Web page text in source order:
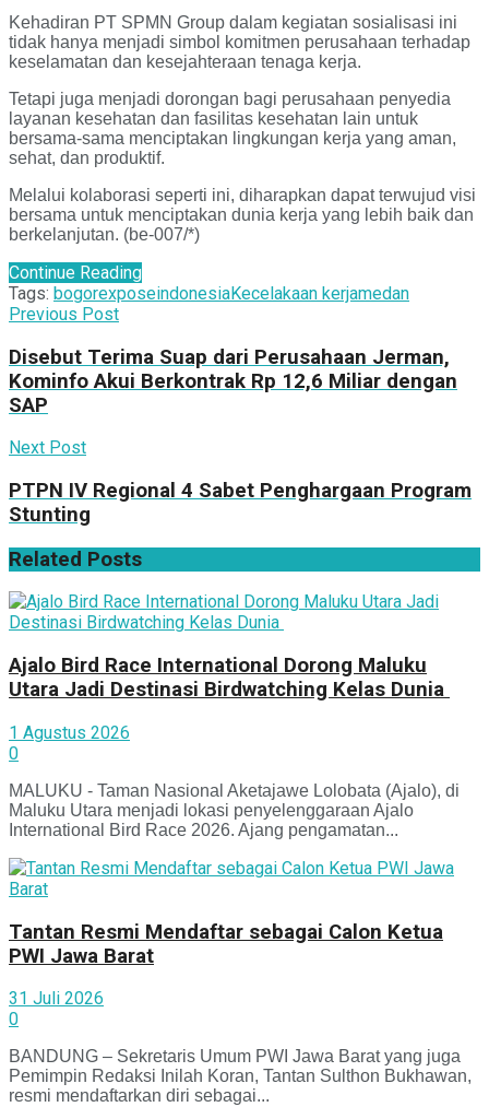
Kehadiran PT SPMN Group dalam kegiatan sosialisasi ini
tidak hanya menjadi simbol komitmen perusahaan terhadap
keselamatan dan kesejahteraan tenaga kerja.
Tetapi juga menjadi dorongan bagi perusahaan penyedia
layanan kesehatan dan fasilitas kesehatan lain untuk
bersama-sama menciptakan lingkungan kerja yang aman,
sehat, dan produktif.
Melalui kolaborasi seperti ini, diharapkan dapat terwujud visi
bersama untuk menciptakan dunia kerja yang lebih baik dan
berkelanjutan. (be-007/*)
Continue Reading
Tags: bogorexposeindonesiaKecelakaan kerjamedan
Previous Post
Disebut Terima Suap dari Perusahaan Jerman,
Kominfo Akui Berkontrak Rp 12,6 Miliar dengan
SAP
Next Post
PTPN IV Regional 4 Sabet Penghargaan Program
Stunting
Related Posts
Ajalo Bird Race International Dorong Maluku
Utara Jadi Destinasi Birdwatching Kelas Dunia
1 Agustus 2026
0
MALUKU - Taman Nasional Aketajawe Lolobata (Ajalo), di
Maluku Utara menjadi lokasi penyelenggaraan Ajalo
International Bird Race 2026. Ajang pengamatan...
Tantan Resmi Mendaftar sebagai Calon Ketua
PWI Jawa Barat
31 Juli 2026
0
BANDUNG – Sekretaris Umum PWI Jawa Barat yang juga
Pemimpin Redaksi Inilah Koran, Tantan Sulthon Bukhawan,
resmi mendaftarkan diri sebagai...